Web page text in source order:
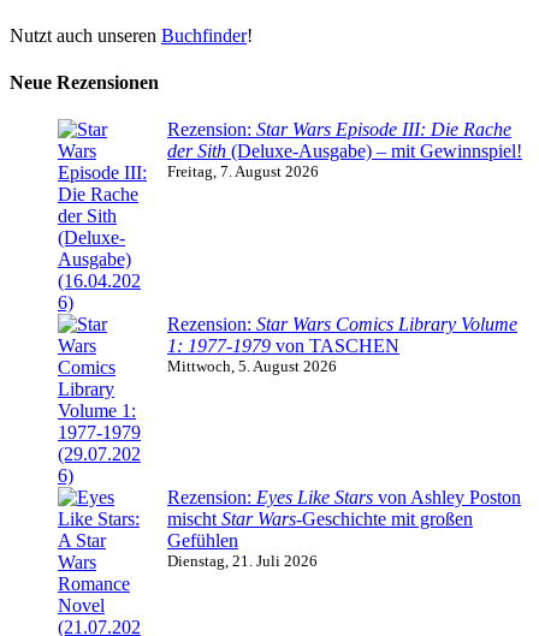
Nutzt auch unseren Buchfinder!
Neue Rezensionen
Rezension: Star Wars Episode III: Die Rache
der Sith (Deluxe-Ausgabe) – mit Gewinnspiel!
Freitag, 7. August 2026
Rezension: Star Wars Comics Library Volume
1: 1977-1979 von TASCHEN
Mittwoch, 5. August 2026
Rezension: Eyes Like Stars von Ashley Poston
mischt Star Wars-Geschichte mit großen
Gefühlen
Dienstag, 21. Juli 2026